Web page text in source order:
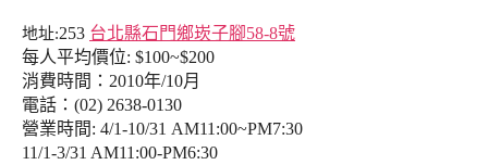
地址:253 台北縣石門鄉崁子腳58-8號
每人平均價位: $100~$200
消費時間：2010年/10月
電話：(02) 2638-0130
營業時間: 4/1-10/31 AM11:00~PM7:30
11/1-3/31 AM11:00-PM6:30